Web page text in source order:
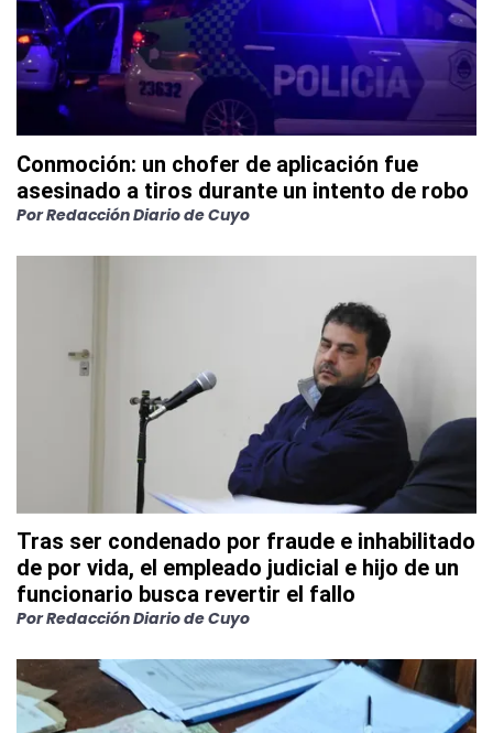
Conmoción: un chofer de aplicación fue
asesinado a tiros durante un intento de robo
PorRedacción Diario de Cuyo
Tras ser condenado por fraude e inhabilitado
de por vida, el empleado judicial e hijo de un
funcionario busca revertir el fallo
PorRedacción Diario de Cuyo